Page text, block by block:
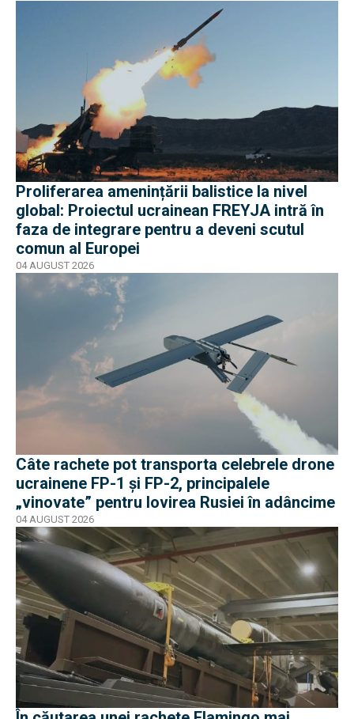
Proliferarea amenințării balistice la nivel
global: Proiectul ucrainean FREYJA intră în
faza de integrare pentru a deveni scutul
comun al Europei
04 AUGUST 2026
Câte rachete pot transporta celebrele drone
ucrainene FP-1 și FP-2, principalele
„vinovate” pentru lovirea Rusiei în adâncime
04 AUGUST 2026